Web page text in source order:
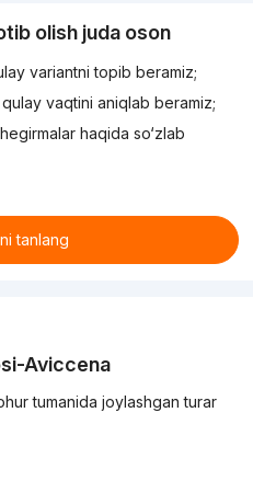
olish juda oson
variantni topib beramiz;
vaqtini aniqlab beramiz;
haqida so‘zlab
tanlang
Aviccena
tumanida joylashgan turar